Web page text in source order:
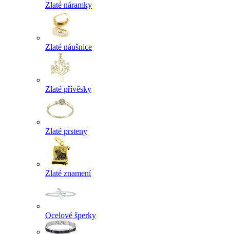
Zlaté náramky
Zlaté náušnice
Zlaté přívěsky
Zlaté prsteny
Zlaté znamení
Ocelové šperky